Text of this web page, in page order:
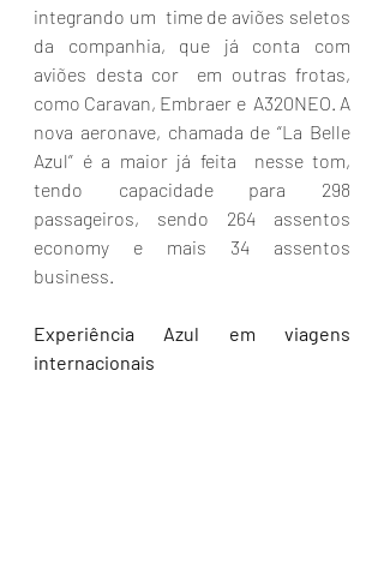
integrando um  time de aviões seletos
da companhia, que já conta com
aviões desta cor  em outras frotas,
como Caravan, Embraer e  A320NEO. A
nova aeronave, chamada de “La Belle
Azul” é a maior já feita  nesse tom,
tendo capacidade para 298
passageiros, sendo 264 assentos
economy e mais 34 assentos
business.
Experiência Azul em viagens
internacionais